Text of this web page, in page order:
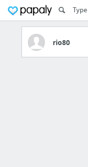
rio80